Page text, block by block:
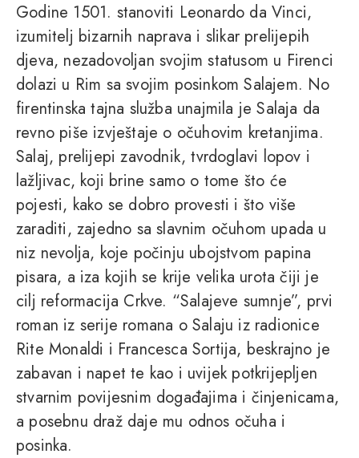
Godine 1501. stanoviti Leonardo da Vinci,
izumitelj bizarnih naprava i slikar prelijepih
djeva, nezadovoljan svojim statusom u Firenci
dolazi u Rim sa svojim posinkom Salajem. No
firentinska tajna služba unajmila je Salaja da
revno piše izvještaje o očuhovim kretanjima.
Salaj, prelijepi zavodnik, tvrdoglavi lopov i
lažljivac, koji brine samo o tome što će
pojesti, kako se dobro provesti i što više
zaraditi, zajedno sa slavnim očuhom upada u
niz nevolja, koje počinju ubojstvom papina
pisara, a iza kojih se krije velika urota čiji je
cilj reformacija Crkve. “Salajeve sumnje”, prvi
roman iz serije romana o Salaju iz radionice
Rite Monaldi i Francesca Sortija, beskrajno je
zabavan i napet te kao i uvijek potkrijepljen
stvarnim povijesnim događajima i činjenicama,
a posebnu draž daje mu odnos očuha i
posinka.